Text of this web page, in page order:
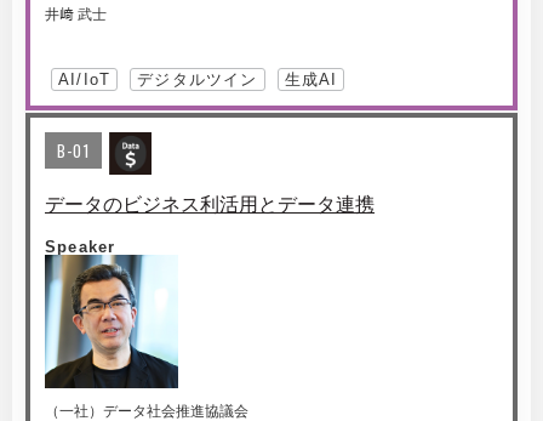
井﨑 武士
AI/IoT デジタルツイン 生成AI
B-01
データのビジネス利活用とデータ連携
Speaker
（一社）データ社会推進協議会